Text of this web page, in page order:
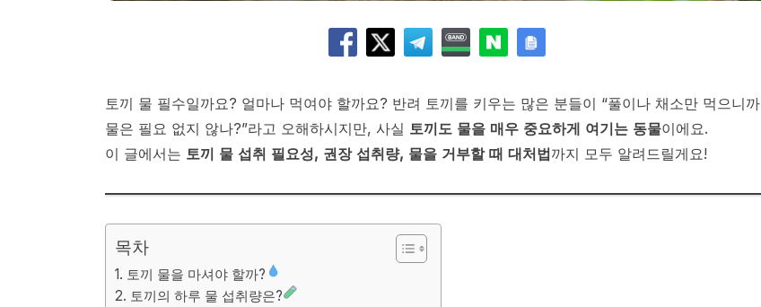
토끼 물 필수일까요? 얼마나 먹여야 할까요? 반려 토끼를 키우는 많은 분들이 “풀이나 채소만 먹으니까
물은 필요 없지 않나?”라고 오해하시지만, 사실 토끼도 물을 매우 중요하게 여기는 동물이에요.
이 글에서는 토끼 물 섭취 필요성, 권장 섭취량, 물을 거부할 때 대처법까지 모두 알려드릴게요!
목차
1. 토끼 물을 마셔야 할까?
2. 토끼의 하루 물 섭취량은?